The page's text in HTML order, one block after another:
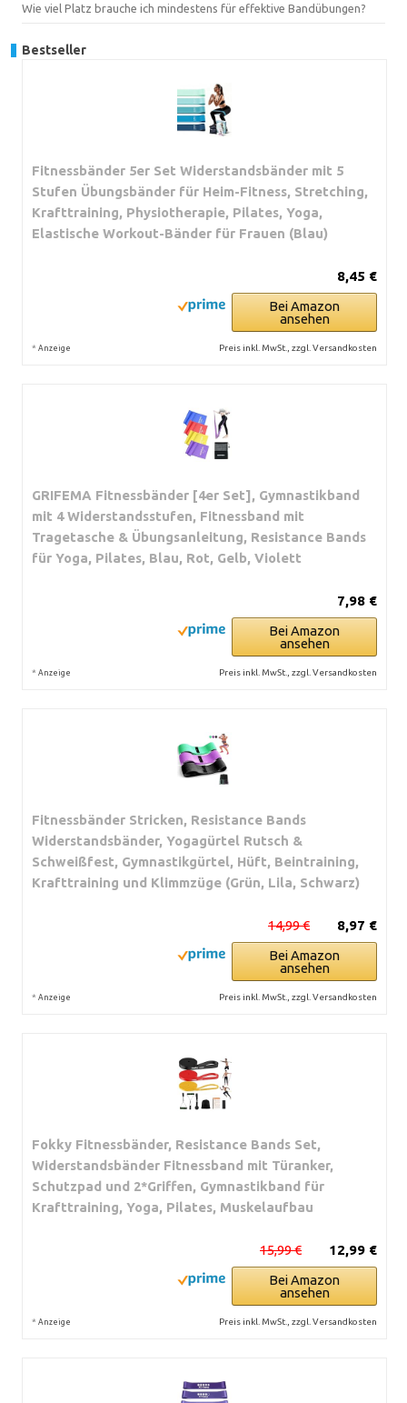
Wie viel Platz brauche ich mindestens für effektive Bandübungen?
Bestseller
Fitnessbänder 5er Set Widerstandsbänder mit 5
Stufen Übungsbänder für Heim-Fitness, Stretching,
Krafttraining, Physiotherapie, Pilates, Yoga,
Elastische Workout-Bänder für Frauen (Blau)
8,45 €
Bei Amazon
ansehen
* Anzeige Preis inkl. MwSt., zzgl. Versandkosten
GRIFEMA Fitnessbänder [4er Set], Gymnastikband
mit 4 Widerstandsstufen, Fitnessband mit
Tragetasche & Übungsanleitung, Resistance Bands
für Yoga, Pilates, Blau, Rot, Gelb, Violett
7,98 €
Bei Amazon
ansehen
* Anzeige Preis inkl. MwSt., zzgl. Versandkosten
Fitnessbänder Stricken, Resistance Bands
Widerstandsbänder, Yogagürtel Rutsch &
Schweißfest, Gymnastikgürtel, Hüft, Beintraining,
Krafttraining und Klimmzüge (Grün, Lila, Schwarz)
8,97 €
14,99 €
Bei Amazon
ansehen
* Anzeige Preis inkl. MwSt., zzgl. Versandkosten
Fokky Fitnessbänder, Resistance Bands Set,
Widerstandsbänder Fitnessband mit Türanker,
Schutzpad und 2*Griffen, Gymnastikband für
Krafttraining, Yoga, Pilates, Muskelaufbau
12,99 €
15,99 €
Bei Amazon
ansehen
* Anzeige Preis inkl. MwSt., zzgl. Versandkosten